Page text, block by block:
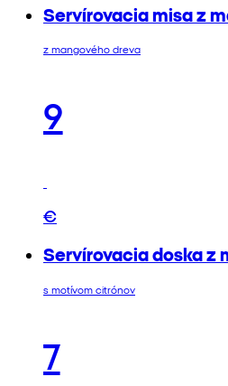
Servírovacia misa z
z mangového dreva
9
€
Servírovacia doska z
s motívom citrónov
7